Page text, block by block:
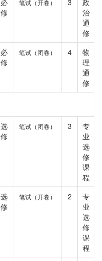
必
修
笔试（开卷） 3
政
治
通
修
必
修
笔试（闭卷） 4
物
理
通
修
选
修
笔试（闭卷） 3
专
业
选
修
课
程
选
修
笔试（开卷） 2
专
业
选
修
课
程